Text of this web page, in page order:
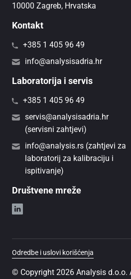
10000 Zagreb, Hrvatska
Kontakt
+385 1 405 96 49
info@analysisadria.hr
Laboratorija i servis
+385 1 405 96 49
servis@analysisadria.hr
(servisni zahtjevi)
info@analysis.rs (zahtjevi za
laboratorij za kalibraciju i
ispitivanje)
Društvene mreže
Odredbe i uslovi korišćenja
© Copyright 2026 Analysis d.o.o.